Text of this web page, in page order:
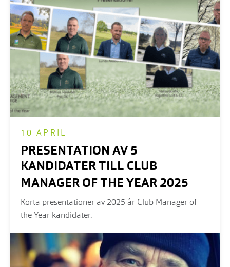
PRESENTATION AV 5
KANDIDATER TILL CLUB
MANAGER OF THE YEAR 2025
10 APRIL
Korta presentationer av 2025 år Club Manager of
the Year kandidater.